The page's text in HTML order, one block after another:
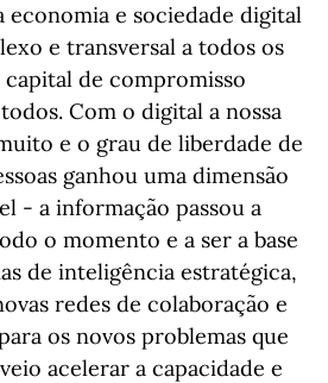
economia e sociedade digital
e transversal a todos os
de compromisso
Com o digital a nossa
e o grau de liberdade de
ganhou uma dimensão
- a informação passou a
o momento e a ser a base
de inteligência estratégica,
redes de colaboração e
os novos problemas que
acelerar a capacidade e